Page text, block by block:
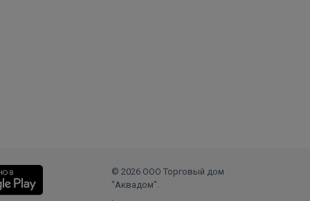
© 2026 ООО Торговый дом
"Аквадом".
.